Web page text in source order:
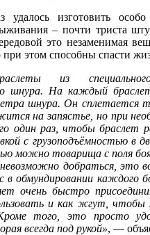
удалось изготовить
– почти триста
это незаменимая
при этом способны спасти
из специального
шнура. На каждый
шнура. Он сплетается
на запястье, но при
один раз, чтобы браслет
с грузоподъёмностью в
можно товарища с поля
невозможно добраться, это
в обмундировании каждого
очень быстро
и как жгут, чтобы
того, это просто
всегда под рукой», —